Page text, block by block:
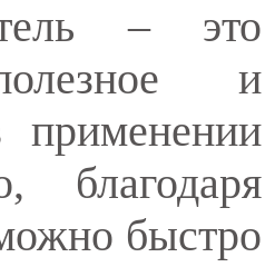
– это
и
применении
благодаря
быстро